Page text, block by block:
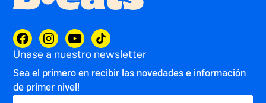
Únase a nuestro newsletter
Sea el primero en recibir las novedades e información
de primer nivel!